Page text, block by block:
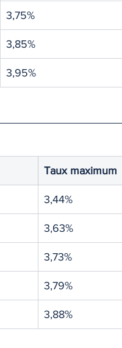
3,75%
3,85%
3,95%
Taux maximum
3,44%
3,63%
3,73%
3,79%
3,88%